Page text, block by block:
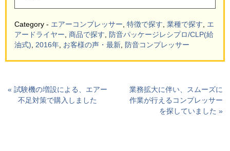
Category - エアーコンプレッサー 特徴で探す 業種で探す
エ
アードライヤー 商品で探す 防音パッケージレシプロ/CLP(給
油式)
2016年 お客様の声・最新 防音コンプレッサー
« 試験機の増設による、エアー
不足対策で購入しました
業務拡大に伴い、スムーズに
作業が行えるコンプレッサー
を探していました »